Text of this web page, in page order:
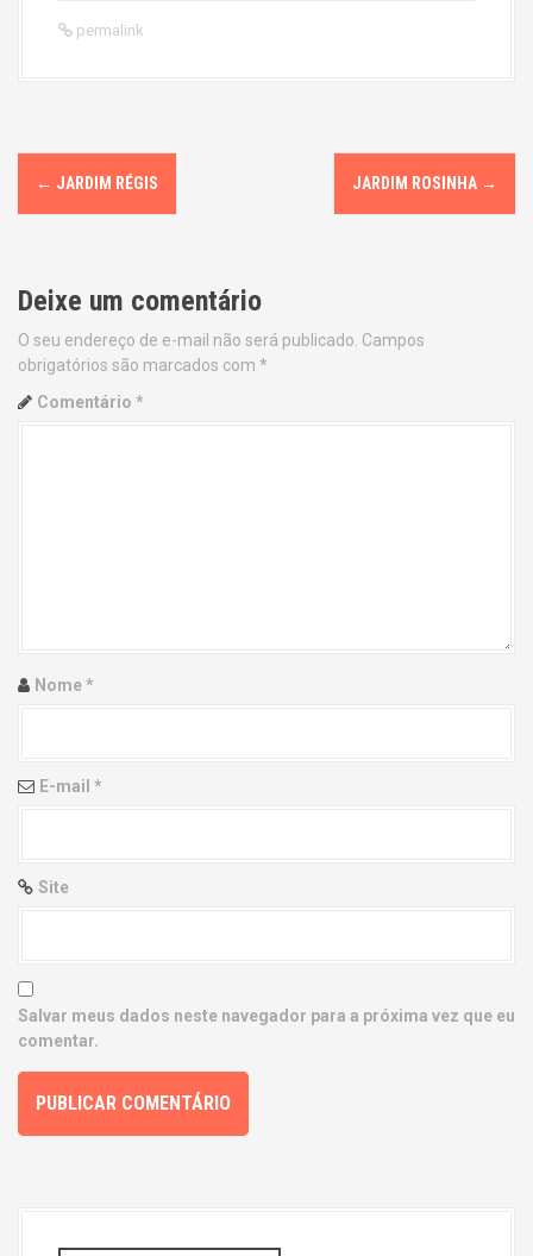
permalink
P
o
t
n
a
i
n
← JARDIM RÉGIS JARDIM ROSINHA →
Deixe um comentário
O seu endereço de e-mail não será publicado. Campos
obrigatórios são marcados com *
Comentário *
Nome*
E-mail *
Site
Salvar meus dados neste navegador para a próxima vez que eu
comentar.